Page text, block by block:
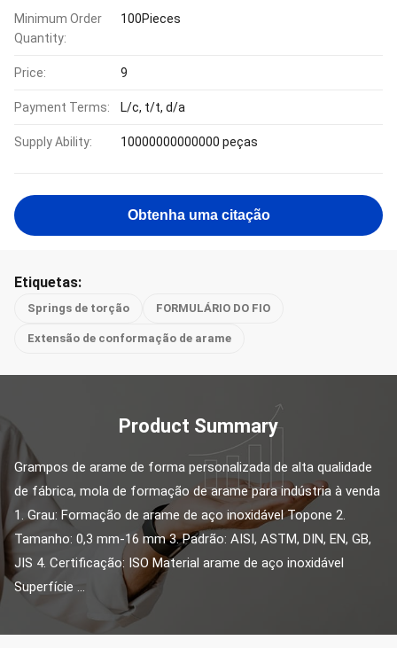
Minimum Order
Quantity:
100Pieces
Price: 9
Payment Terms: L/c, t/t, d/a
Supply Ability: 10000000000000 peças
Obtenha uma citação
Etiquetas:
Springs de torção FORMULÁRIO DO FIO
Extensão de conformação de arame
Product Summary
Grampos de arame de forma personalizada de alta qualidade
de fábrica, mola de formação de arame para indústria à venda
1. Grau: Formação de arame de aço inoxidável Topone 2.
Tamanho: 0,3 mm-16 mm 3. Padrão: AISI, ASTM, DIN, EN, GB,
JIS 4. Certificação: ISO Material arame de aço inoxidável
Superfície ...